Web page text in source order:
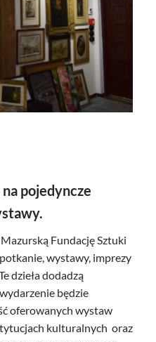
pojedyncze
Fundację Sztuki
wystawy, imprezy
dzieła dodadzą
będzie
oferowanych wystaw
kulturalnych oraz